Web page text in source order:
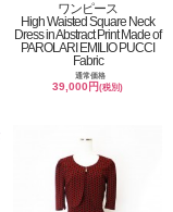
ワンピース
High Waisted Square Neck
Dress in Abstract Print Made of
PAROLARI EMILIO PUCCI
Fabric
通常価格
39,000円(税別)